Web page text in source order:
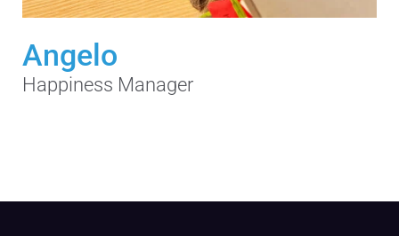
Angelo
Happiness Manager